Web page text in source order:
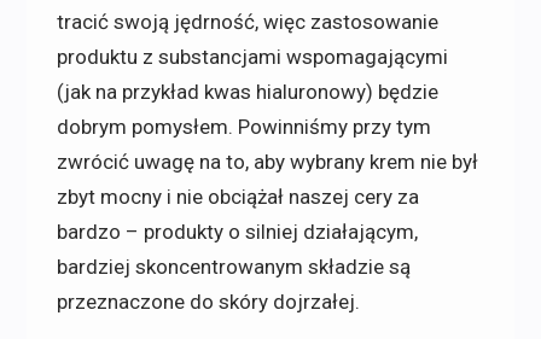
tracić swoją jędrność, więc zastosowanie
produktu z substancjami wspomagającymi
(jak na przykład kwas hialuronowy) będzie
dobrym pomysłem. Powinniśmy przy tym
zwrócić uwagę na to, aby wybrany krem nie był
zbyt mocny i nie obciążał naszej cery za
bardzo – produkty o silniej działającym,
bardziej skoncentrowanym składzie są
przeznaczone do skóry dojrzałej.